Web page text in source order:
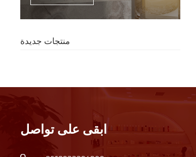
منتجات جديدة
ابقى على تواصل